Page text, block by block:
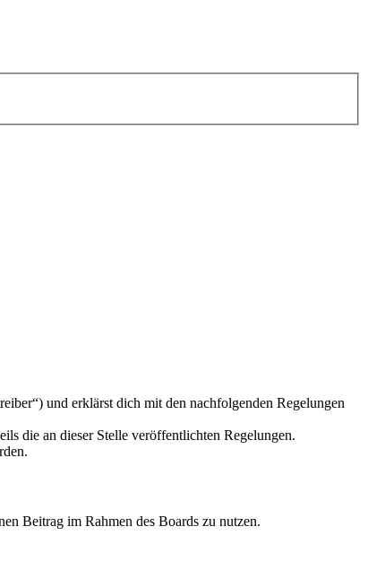
und erklärst dich mit den nachfolgenden Regelungen
die an dieser Stelle veröffentlichten Regelungen.
Beitrag im Rahmen des Boards zu nutzen.